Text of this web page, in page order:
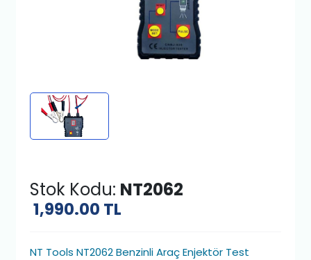
Stok Kodu: NT2062
1,990.00 TL
NT Tools NT2062 Benzinli Araç Enjektör Test